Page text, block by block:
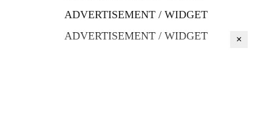
ADVERTISEMENT / WIDGET
ADVERTISEMENT / WIDGET
×